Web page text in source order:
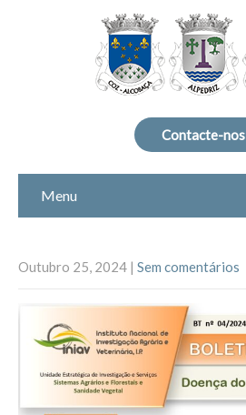
Contacte-nos
Menu
Outubro 25, 2024 | Sem comentários